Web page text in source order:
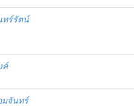
ทร์รัตน์
ค์
จันทร์